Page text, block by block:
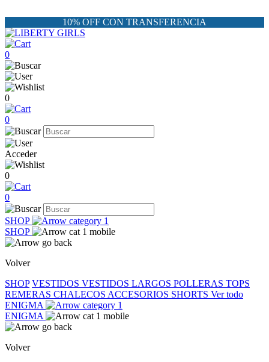
10% OFF CON TRANSFERENCIA
0
0
0
Acceder
0
0
SHOP
SHOP
Volver
SHOP VESTIDOS VESTIDOS LARGOS POLLERAS TOPS
REMERAS CHALECOS ACCESORIOS SHORTS Ver todo
ENIGMA
ENIGMA
Volver